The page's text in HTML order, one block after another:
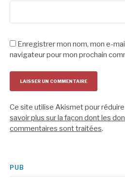
Enregistrer mon nom, mon e-
navigateur pour mon prochain
Ce site utilise Akismet pour
savoir plus sur la façon dont les
commentaires sont traitées.
PUB